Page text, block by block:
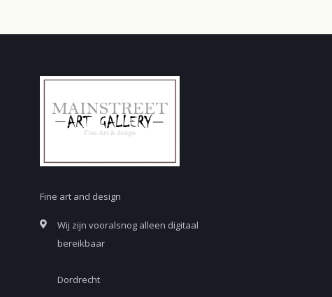
Fine art and design
Wij zijn vooralsnog alleen digitaal
bereikbaar
Dordrecht